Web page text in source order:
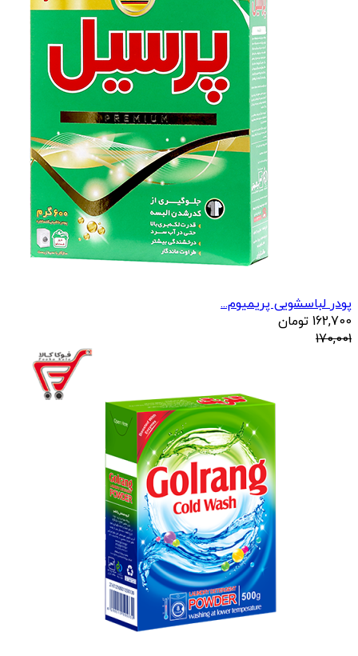
پودر لباسشویی پریمیوم...
162,700 تومان
170,001